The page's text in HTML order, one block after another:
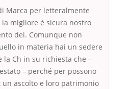
Marca per letteralmente
migliore è sicura nostro
dei. Comunque non
in materia hai un sedere
la Ch in su richiesta che –
– perché per possono
ascolto e loro patrimonio